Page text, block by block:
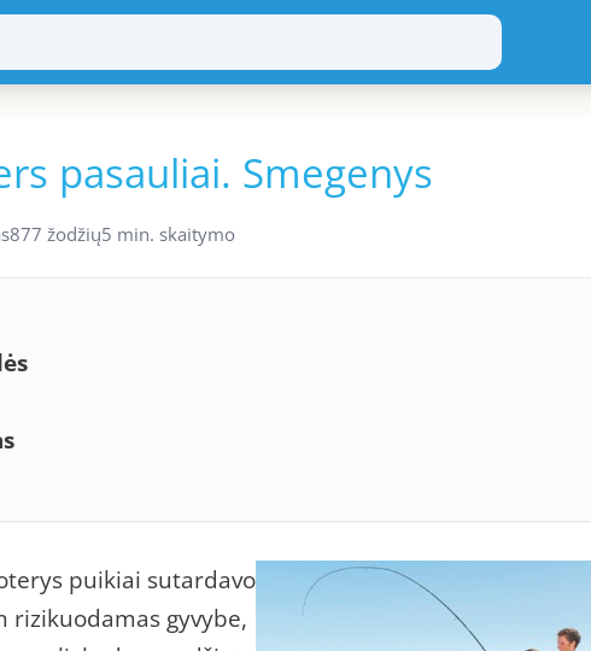
pasauliai. Smegenys
877 žodžių5 min. skaitymo
puikiai sutardavo
rizikuodamas gyvybe,